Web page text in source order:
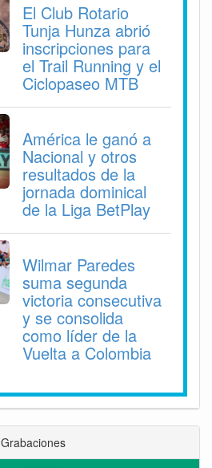
El Club Rotario
Tunja Hunza abrió
inscripciones para
el Trail Running y el
Ciclopaseo MTB
América le ganó a
Nacional y otros
resultados de la
jornada dominical
de la Liga BetPlay
Wilmar Paredes
suma segunda
victoria consecutiva
y se consolida
como líder de la
Vuelta a Colombia
Grabaciones